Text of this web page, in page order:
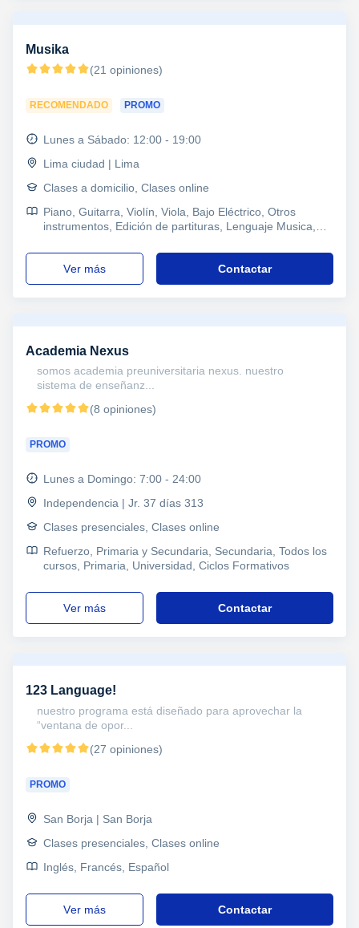
Musika
(21 opiniones)
RECOMENDADO PROMO
Lunes a Sábado: 12:00 - 19:00
Lima ciudad | Lima
Clases a domicilio, Clases online
Piano, Guitarra, Violín, Viola, Bajo Eléctrico, Otros
instrumentos, Edición de partituras, Lenguaje Musica,
ver más Contactar
Academia Nexus
somos academia preuniversitaria nexus. nuestro
sistema de enseñanz...
(8 opiniones)
PROMO
Lunes a Domingo: 7:00 - 24:00
Independencia | Jr. 37 días 313
Clases presenciales, Clases online
Refuerzo, Primaria y Secundaria, Secundaria, Todos los
cursos, Primaria, Universidad, Ciclos Formativos
ver más Contactar
123 Language!
nuestro programa está diseñado para aprovechar la
“ventana de opor...
(27 opiniones)
PROMO
San Borja | San Borja
Clases presenciales, Clases online
Inglés, Francés, Español
ver más Contactar